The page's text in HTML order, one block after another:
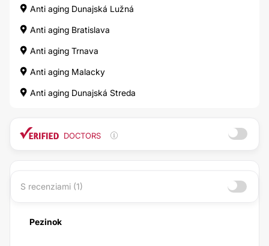
Anti aging Dunajská Lužná
Anti aging Bratislava
Anti aging Trnava
Anti aging Malacky
Anti aging Dunajská Streda
DOCTORS
S recenziami (1)
Pezinok